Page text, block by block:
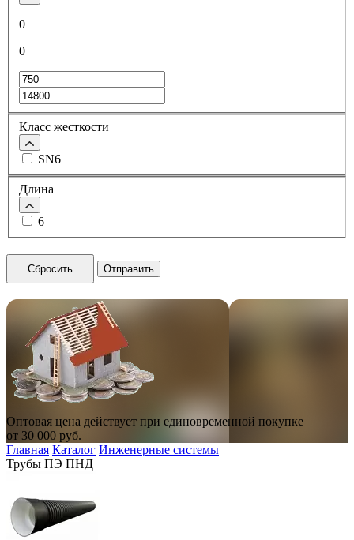
0
0
Класс жесткости
SN6
Длина
6
Сбросить Отправить
Оптовая цена действует при единовременной покупке
от 30 000 руб.
Главная Каталог Инженерные системы
Трубы ПЭ ПНД